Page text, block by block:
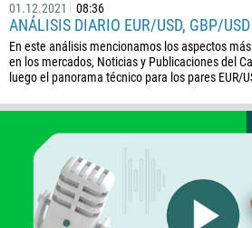
01.12.2021 08:36
ANÁLISIS DIARIO EUR/USD, GBP/
En este análisis mencionamos los aspectos
en los mercados, Noticias y Publicaciones del
luego el panorama técnico para los pares EUR/